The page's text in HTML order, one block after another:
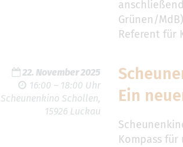
Grünen/
Referent für
22. November 2025
16:00 – 18:00 Uhr
Scheunenkino Schollen,
15926 Luckau
Ein
Kompass